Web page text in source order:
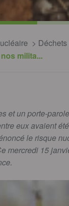
milita...
et un porte-
eux avaient
le risque
mercredi 15